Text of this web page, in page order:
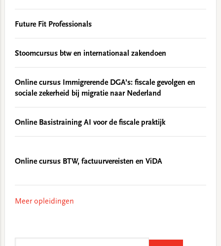
Future Fit Professionals
Stoomcursus btw en internationaal zakendoen
Online cursus Immigrerende DGA’s: fiscale gevolgen en
sociale zekerheid bij migratie naar Nederland
Online Basistraining AI voor de fiscale praktijk
Online cursus BTW, factuurvereisten en ViDA
Meer opleidingen